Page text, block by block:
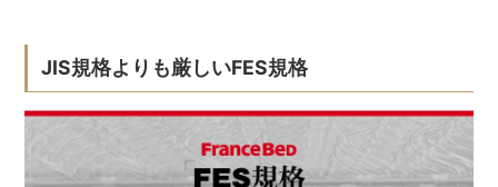
JIS規格よりも厳しいFES規格